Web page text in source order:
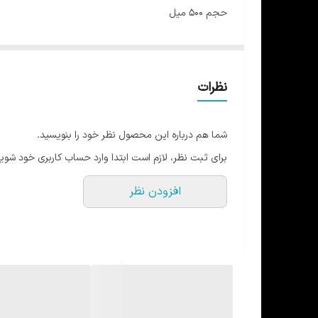
حجم 500 میل
بدون نشتی
دستگیره حمل دارد
توپ همزن دارد
در 5 رنگ
ارتفاع 20 قطر 8
نظرات
شما هم درباره این محصول نظر خود را بنویسید.
برای ثبت نظر، لازم است ابتدا وارد حساب کاربری خود
افزودن نظر